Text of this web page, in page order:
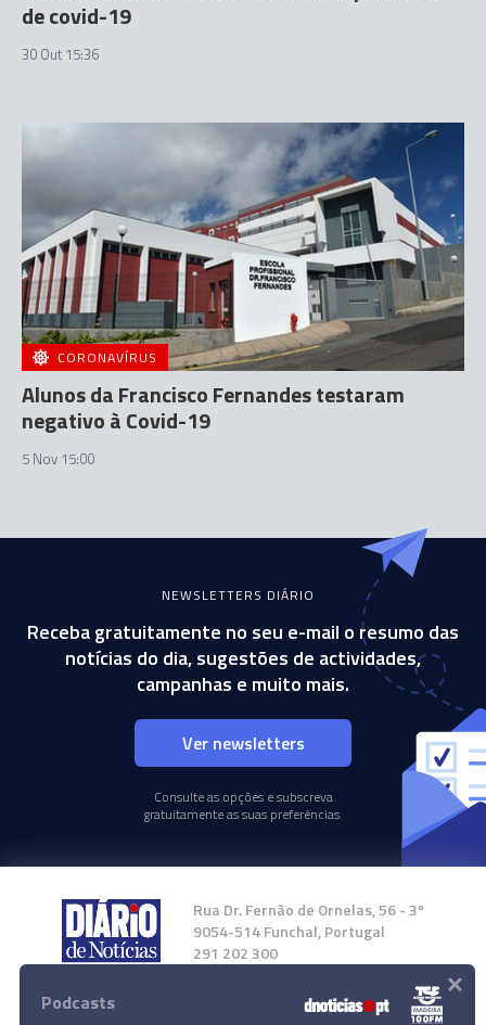
de covid-19
30 Out 15:36
CORONAVÍRUS
Alunos da Francisco Fernandes testaram
negativo à Covid-19
5 Nov 15:00
NEWSLETTERS DIÁRIO
Receba gratuitamente no seu e-mail o resumo das
notícias do dia, sugestões de actividades,
campanhas e muito mais.
Ver newsletters
Consulte as opções e subscreva
gratuitamente as suas preferências.
Rua Dr. Fernão de Ornelas, 56 - 3º
9054-514 Funchal, Portugal
291 202 300
Instale a nossa App
Podcasts ×